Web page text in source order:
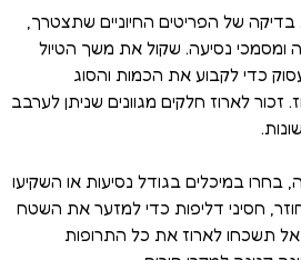
של הפריטים החיוניים שתצטרך,
ומסמכי נסיעה. שקול את משך הטיול
כדי לקבוע את הכמות והסוג
לארוז חלקים מגוונים שניתן לערבב
בחרו במיכלים בגודל נסיעות או השקיעו
חסיני דליפות כדי למזער את השטח
אל תשכחו לארוז את כל התרופות